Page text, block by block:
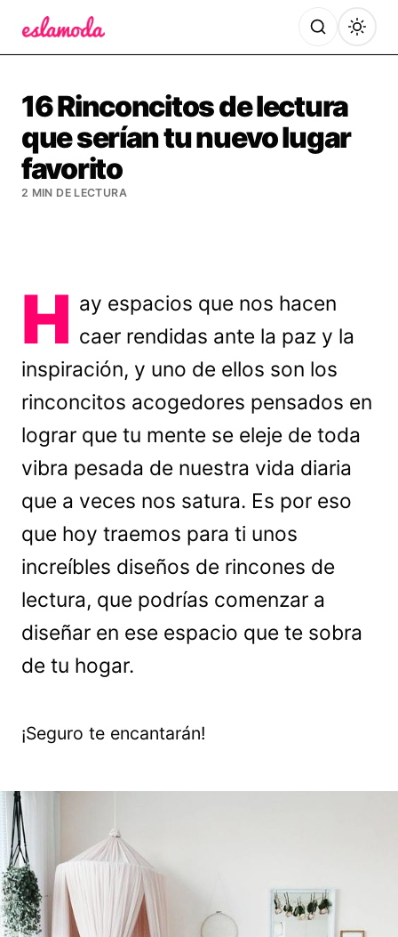
16 Rinconcitos de lectura
que serían tu nuevo lugar
favorito
2 MIN DE LECTURA
H ay espacios que nos hacen
caer rendidas ante la paz y la
inspiración, y uno de ellos son los
rinconcitos acogedores pensados en
lograr que tu mente se eleje de toda
vibra pesada de nuestra vida diaria
que a veces nos satura. Es por eso
que hoy traemos para ti unos
increíbles diseños de rincones de
lectura, que podrías comenzar a
diseñar en ese espacio que te sobra
de tu hogar.
¡Seguro te encantarán!